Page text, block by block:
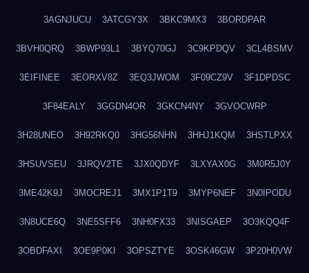
3AGNJUCU 3ATCGY3X 3BKC9MX3 3BORDPAR
3BVH0QRQ 3BWP93L1 3BYQ70GJ 3C9KPDQV 3CL4BSMV
3EIFINEE 3EORXV8Z 3EQ3JWOM 3F09CZ9V 3F1DPDSC
3F84EALY 3GGDN4OR 3GKCN4NY 3GVOCWRP
3H28UNEO 3H92RKQ0 3HG56NHN 3HHJ1KQM 3HSTLPXX
3HSUVSEU 3JRQV2TE 3JX0QDYF 3LXYAX0G 3M0R5J0Y
3ME42K9J 3MOCREJ1 3MX1P1T9 3MYP6NEF 3N0IPODU
3N8UCE6Q 3NE5SFF6 3NH0FX33 3NISGAEP 3O3KQQ4F
3OBDFAXI 3OE9P0KI 3OPSZTYE 3OSK46GW 3P20H0VW